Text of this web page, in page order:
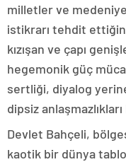
milletler ve
istikrarı tehdit
kızışan ve çapı
hegemonik güç
sertliği, diyalog
dipsiz
Devlet Bahçeli,
kaotik bir dünya